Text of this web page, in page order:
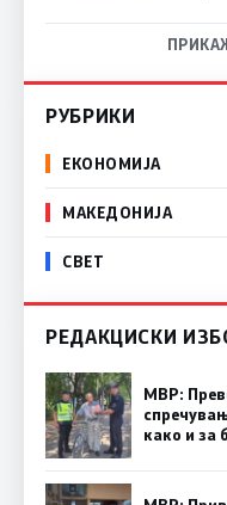
РУБРИКИ
ЕКОНОМИЈА
МАКЕДОНИЈА
СВЕТ
РЕДАКЦИСКИ
МВР:
како и за